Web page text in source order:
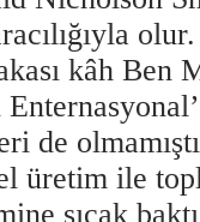
kâh Ben
de
üretim ile
sıcak